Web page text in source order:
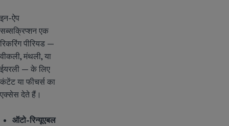
इन-ऐप
सब्सक्रिप्शन एक
रिकरिंग पीरियड —
वीकली, मंथली, या
ईयरली — के लिए
कंटेंट या फीचर्स का
एक्सेस देते हैं।
ऑटो-रिन्यूएबल